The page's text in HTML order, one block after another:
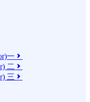
一 
二 
三 